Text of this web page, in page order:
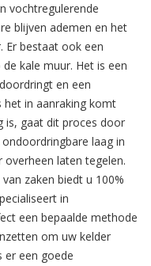
vochtregulerende
blijven ademen en het
Er bestaat ook een
kale muur. Het is een
en een
het in aanraking komt
is, gaat dit proces door
laag in
laten tegelen.
zaken biedt u 100%
in
een bepaalde methode
om uw kelder
er een goede